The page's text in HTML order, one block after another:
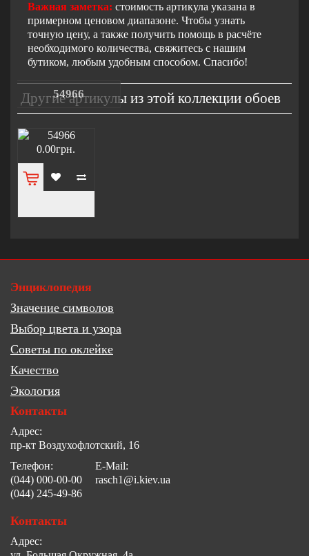
Важная заметка: стоимость артикула указана в
примерном ценовом диапазоне. Чтобы узнать
точную цену, а также получить помощь в расчёте
необходимого количества, свяжитесь с нашим
бутиком, любым удобным способом. Спасибо!
Другие артикулы из этой коллекции обоев
54966
0.00грн.
Энциклопедия
Значение символов
Выбор цвета и узора
Советы по оклейке
Качество
Экология
Контакты
Адрес:
пр-кт Воздухофлотский, 16
Телефон:
(044) 000-00-00
(044) 245-49-86
E-Mail:
rasch1@i.kiev.ua
Контакты
Адрес: